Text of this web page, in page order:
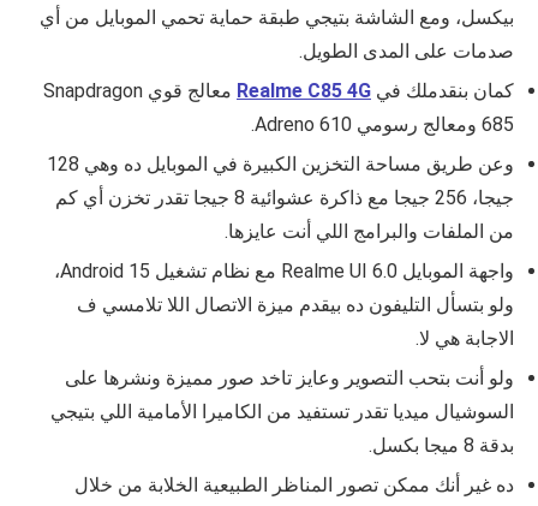
بيكسل، ومع الشاشة بتيجي طبقة حماية تحمي الموبايل من أي
صدمات على المدى الطويل.
كمان بنقدملك في Realme C85 4G
معالج قوي Snapdragon
685 ومعالج رسومي Adreno 610.
وعن طريق مساحة التخزين الكبيرة في الموبايل ده وهي 128
جيجا، 256 جيجا مع ذاكرة عشوائية 8 جيجا تقدر تخزن أي كم
من الملفات والبرامج اللي أنت عايزها.
واجهة الموبايل Realme UI 6.0 مع نظام تشغيل Android 15،
ولو بتسأل التليفون ده بيقدم ميزة الاتصال اللا تلامسي ف
الاجابة هي لا.
ولو أنت بتحب التصوير وعايز تاخد صور مميزة ونشرها على
السوشيال ميديا تقدر تستفيد من الكاميرا الأمامية اللي بتيجي
بدقة 8 ميجا بكسل.
ده غير أنك ممكن تصور المناظر الطبيعية الخلابة من خلال